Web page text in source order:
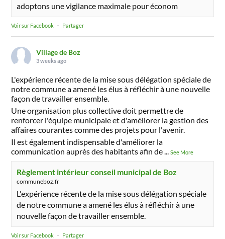
adoptons une vigilance maximale pour économ
Voir sur Facebook · Partager
Village de Boz
3 weeks ago
L'expérience récente de la mise sous délégation spéciale de
notre commune a amené les élus à réfléchir à une nouvelle
façon de travailler ensemble.
Une organisation plus collective doit permettre de
renforcer l'équipe municipale et d'améliorer la gestion des
affaires courantes comme des projets pour l'avenir.
Il est également indispensable d'améliorer la
communication auprès des habitants afin de...See More
Règlement intérieur conseil municipal de Boz
communeboz.fr
L'expérience récente de la mise sous délégation spéciale
de notre commune a amené les élus à réfléchir à une
nouvelle façon de travailler ensemble.
Voir sur Facebook · Partager